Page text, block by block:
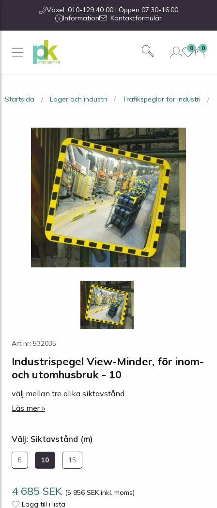
Växel: 010-129 40 00 | Öppen 07:30-16:00
Information
Kontaktformulär
0
0
Startsida Lager och industri Trafikspeglar för industri
Art nr: 532035
Industrispegel View-Minder, för inom-
och utomhusbruk - 10
välj mellan tre olika siktavstånd
Läs mer »
Välj: Siktavstånd (m)
5 10 15
4 685 SEK (5 856 SEK inkl. moms)
Lägg till i lista